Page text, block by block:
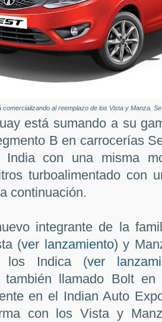
comercializando al reemplazo de los Vista y Manza.
está sumando a su
B en carrocerías
India con una misma
turboalimentado con
continuación.
integrante de la
(ver lanzamiento) y
los Indica (ver
llamado Bolt
en el Indian Auto
con los Vista y